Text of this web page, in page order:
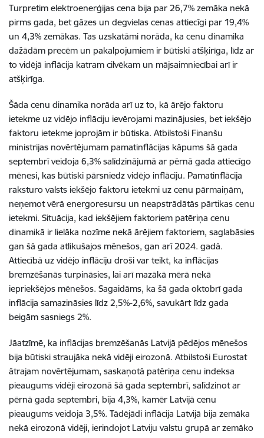
Turpretim elektroenerģijas cena bija par 26,7% zemāka nekā
pirms gada, bet gāzes un degvielas cenas attiecīgi par 19,4%
un 4,3% zemākas. Tas uzskatāmi norāda, ka cenu dinamika
dažādām precēm un pakalpojumiem ir būtiski atšķirīga, līdz ar
to vidējā inflācija katram cilvēkam un mājsaimniecībai arī ir
atšķirīga.
Šāda cenu dinamika norāda arī uz to, kā ārējo faktoru
ietekme uz vidējo inflāciju ievērojami mazinājusies, bet iekšējo
faktoru ietekme joprojām ir būtiska. Atbilstoši Finanšu
ministrijas novērtējumam pamatinflācijas kāpums šā gada
septembrī veidoja 6,3% salīdzinājumā ar pērnā gada attiecīgo
mēnesi, kas būtiski pārsniedz vidējo inflāciju. Pamatinflācija
raksturo valsts iekšējo faktoru ietekmi uz cenu pārmaiņām,
neņemot vērā energoresursu un neapstrādātās pārtikas cenu
ietekmi. Situācija, kad iekšējiem faktoriem patēriņa cenu
dinamikā ir lielāka nozīme nekā ārējiem faktoriem, saglabāsies
gan šā gada atlikušajos mēnešos, gan arī 2024. gadā.
Attiecībā uz vidējo inflāciju droši var teikt, ka inflācijas
bremzēšanās turpināsies, lai arī mazākā mērā nekā
iepriekšējos mēnešos. Sagaidāms, ka šā gada oktobrī gada
inflācija samazināsies līdz 2,5%-2,6%, savukārt līdz gada
beigām sasniegs 2%.
Jāatzīmē, ka inflācijas bremzēšanās Latvijā pēdējos mēnešos
bija būtiski straujāka nekā vidēji eirozonā. Atbilstoši Eurostat
ātrajam novērtējumam, saskaņotā patēriņa cenu indeksa
pieaugums vidēji eirozonā šā gada septembrī, salīdzinot ar
pērnā gada septembri, bija 4,3%, kamēr Latvijā cenu
pieaugums veidoja 3,5%. Tādējādi inflācija Latvijā bija zemāka
nekā eirozonā vidēji, ierindojot Latviju valstu grupā ar zemāko